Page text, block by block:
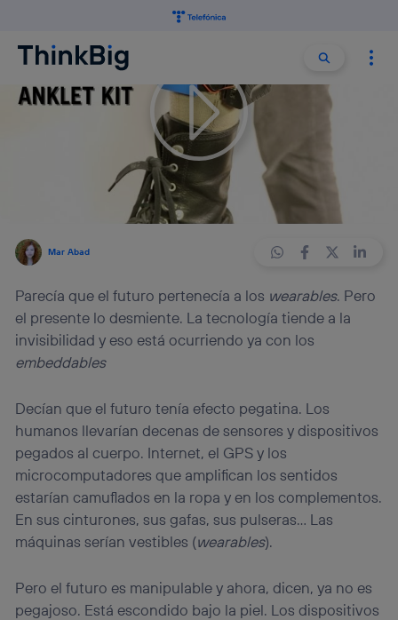
Buscar
9 min
La tecnología en el futuro será
embeddable y estará bajo la piel
Mar Abad
Parecía que el futuro pertenecía a los wearables. Pero
el presente lo desmiente. La tecnología tiende a la
invisibilidad y eso está ocurriendo ya con los
embeddables
Decían que el futuro tenía efecto pegatina. Los
humanos llevarían decenas de sensores y dispositivos
pegados al cuerpo. Internet, el GPS y los
microcomputadores que amplifican los sentidos
estarían camuflados en la ropa y en los complementos.
En sus cinturones, sus gafas, sus pulseras… Las
máquinas serían vestibles (wearables).
Pero el futuro es manipulable y ahora, dicen, ya no es
pegajoso. Está escondido bajo la piel. Los dispositivos